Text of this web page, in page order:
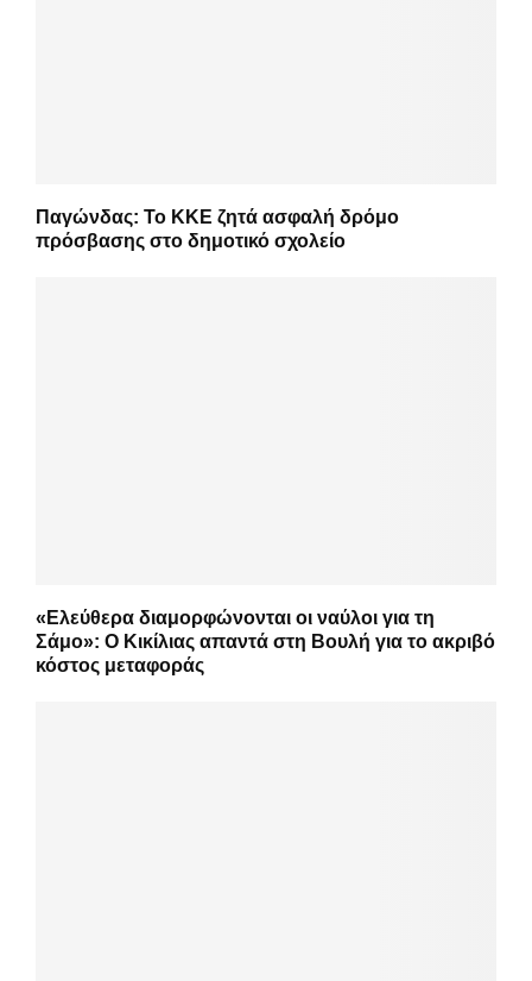
Παγώνδας: Το ΚΚΕ ζητά ασφαλή δρόμο
πρόσβασης στο δημοτικό σχολείο
«Ελεύθερα διαμορφώνονται οι ναύλοι για τη
Σάμο»: Ο Κικίλιας απαντά στη Βουλή για το ακριβό
κόστος μεταφοράς